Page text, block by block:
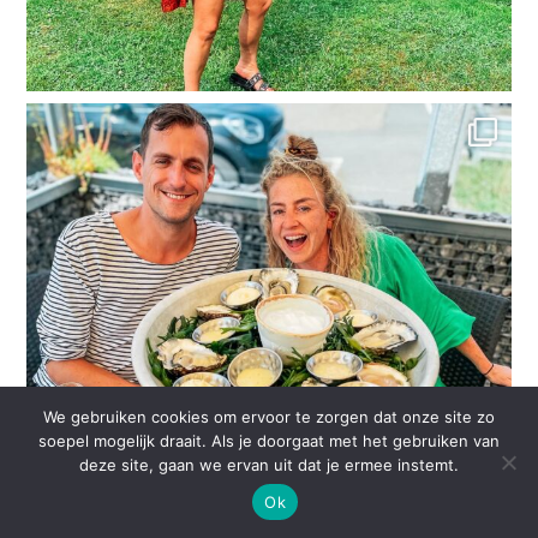
We gebruiken cookies om ervoor te zorgen dat onze site zo
soepel mogelijk draait. Als je doorgaat met het gebruiken van
deze site, gaan we ervan uit dat je ermee instemt.
Ok